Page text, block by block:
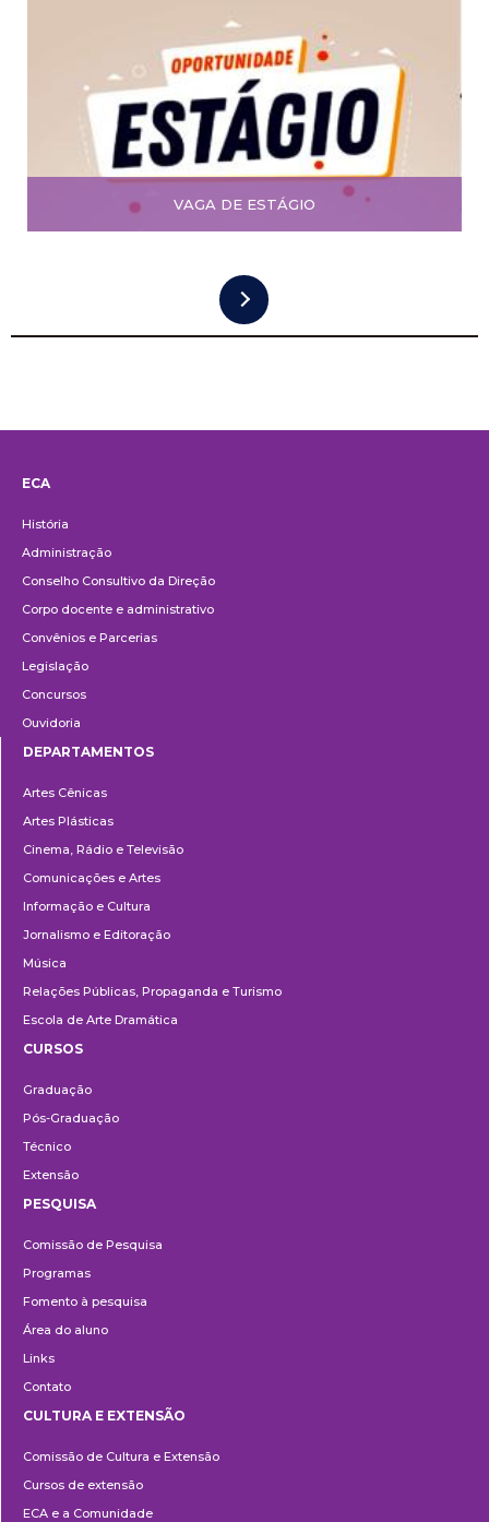
VAGA DE ESTÁGIO
ECA
História
Administração
Conselho Consultivo da Direção
Corpo docente e administrativo
Convênios e Parcerias
Legislação
Concursos
Ouvidoria
DEPARTAMENTOS
Artes Cênicas
Artes Plásticas
Cinema, Rádio e Televisão
Comunicações e Artes
Informação e Cultura
Jornalismo e Editoração
Música
Relações Públicas, Propaganda e Turismo
Escola de Arte Dramática
CURSOS
Graduação
Pós-Graduação
Técnico
Extensão
PESQUISA
Comissão de Pesquisa
Programas
Fomento à pesquisa
Área do aluno
Links
Contato
e
Extensão
CULTURA E EXTENSÃO
Comissão de Cultura e Extensão
Cursos de extensão
ECA e a Comunidade